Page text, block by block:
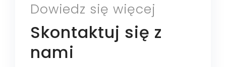
Dowiedz się więcej
Skontaktuj się z
nami